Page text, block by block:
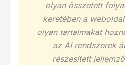
olyan összetett
keretében a
olyan tartalmakat
az AI rendszerek
részesített